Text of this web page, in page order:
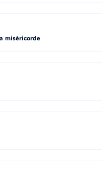
miséricorde